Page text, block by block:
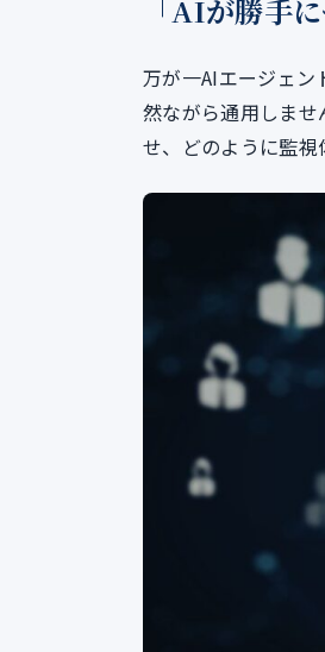
「AIが勝手
万が一AIエージェ
然ながら通用しま
せ、どのように監視